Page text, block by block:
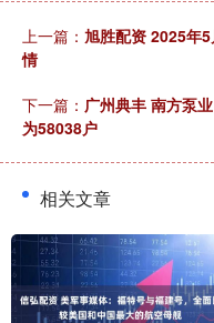
上一篇： 旭胜配资 2025年
情
下一篇： 广州典丰 南方泵
为58038户
相关文章